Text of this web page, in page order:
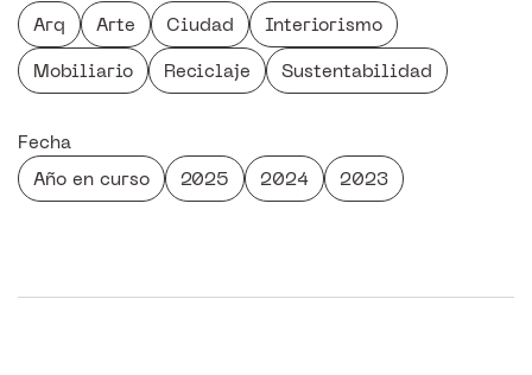
Arq
Arte Ciudad Interiorismo
Mobiliario Reciclaje Sustentabilidad
Fecha
Año en curso
2025 2024 2023